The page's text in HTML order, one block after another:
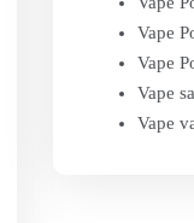
Vape
Vape
Vape
Vape